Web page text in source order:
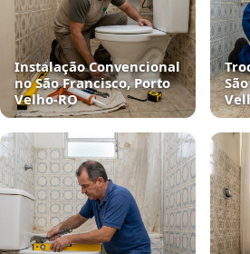
Instalação Convencional
no São Francisco, Porto
Velho‑RO